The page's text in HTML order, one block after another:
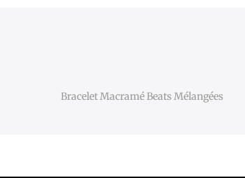
Bracelet Macramé Beats Mélangées